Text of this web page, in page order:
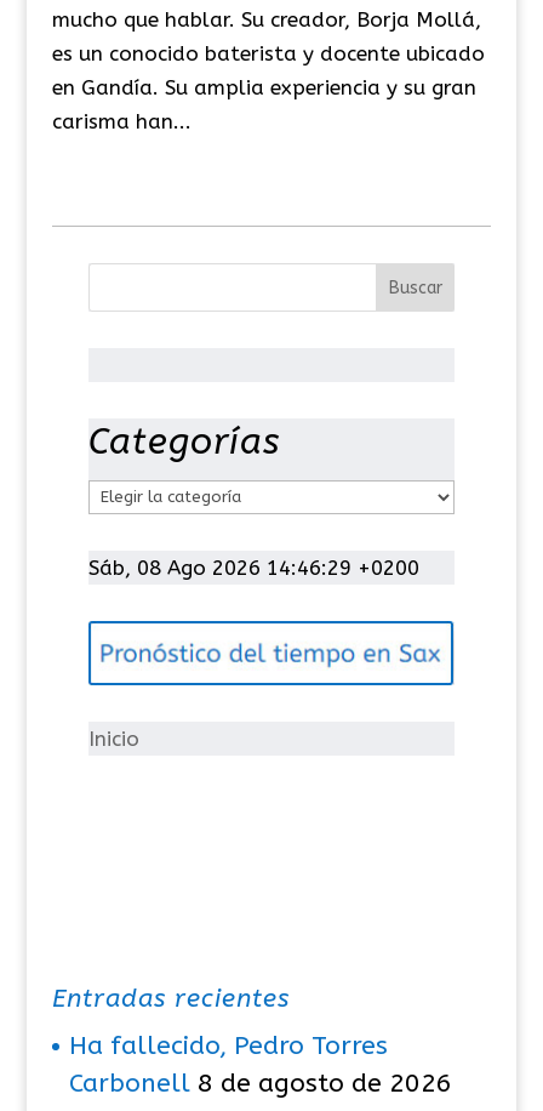
mucho que hablar. Su creador, Borja Mollá,
es un conocido baterista y docente ubicado
en Gandía. Su amplia experiencia y su gran
carisma han...
Categorías
t
g
í
Sáb, 08 Ago 2026 14:46:30 +0200
Inicio
Entradas recientes
Ha fallecido, Pedro Torres
Carbonell 8 de agosto de 2026